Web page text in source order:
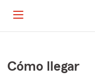
principal
Cómo llegar